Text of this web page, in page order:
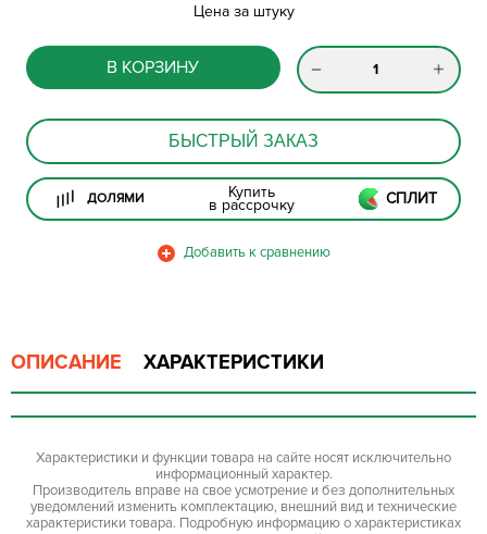
Цена за штуку
В КОРЗИНУ
БЫСТРЫЙ ЗАКАЗ
ДОЛЯМИ Купить
в рассрочку СПЛИТ
ОПИСАНИЕ ХАРАКТЕРИСТИКИ
Характеристики и функции товара на сайте носят исключительно
информационный характер.
Производитель вправе на свое усмотрение и без дополнительных
уведомлений изменить комплектацию, внешний вид и технические
характеристики товара. Подробную информацию о характеристиках